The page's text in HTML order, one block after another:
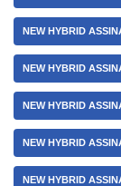
NEW HYBRID
NEW HYBRID
NEW HYBRID
NEW HYBRID
NEW HYBRID